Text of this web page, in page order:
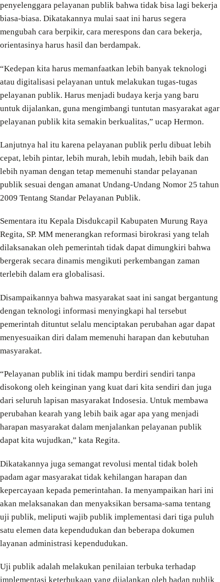
penyelenggara pelayanan publik bahwa tidak bisa lagi bekerja
biasa-biasa. Dikatakannya mulai saat ini harus segera
mengubah cara berpikir, cara merespons dan cara bekerja,
orientasinya harus hasil dan berdampak.
“Kedepan kita harus memanfaatkan lebih banyak teknologi
atau digitalisasi pelayanan untuk melakukan tugas-tugas
pelayanan publik. Harus menjadi budaya kerja yang baru
untuk dijalankan, guna mengimbangi tuntutan masyarakat agar
pelayanan publik kita semakin berkualitas,” ucap Hermon.
Lanjutnya hal itu karena pelayanan publik perlu dibuat lebih
cepat, lebih pintar, lebih murah, lebih mudah, lebih baik dan
lebih nyaman dengan tetap memenuhi standar pelayanan
publik sesuai dengan amanat Undang-Undang Nomor 25 tahun
2009 Tentang Standar Pelayanan Publik.
Sementara itu Kepala Disdukcapil Kabupaten Murung Raya
Regita, SP. MM menerangkan reformasi birokrasi yang telah
dilaksanakan oleh pemerintah tidak dapat dimungkiri bahwa
bergerak secara dinamis mengikuti perkembangan zaman
terlebih dalam era globalisasi.
Disampaikannya bahwa masyarakat saat ini sangat bergantung
dengan teknologi informasi menyingkapi hal tersebut
pemerintah dituntut selalu menciptakan perubahan agar dapat
menyesuaikan diri dalam memenuhi harapan dan kebutuhan
masyarakat.
“Pelayanan publik ini tidak mampu berdiri sendiri tanpa
disokong oleh keinginan yang kuat dari kita sendiri dan juga
dari seluruh lapisan masyarakat Indosesia. Untuk membawa
perubahan kearah yang lebih baik agar apa yang menjadi
harapan masyarakat dalam menjalankan pelayanan publik
dapat kita wujudkan,” kata Regita.
Dikatakannya juga semangat revolusi mental tidak boleh
padam agar masyarakat tidak kehilangan harapan dan
kepercayaan kepada pemerintahan. Ia menyampaikan hari ini
akan melaksanakan dan menyaksikan bersama-sama tentang
uji publik, meliputi wajib publik implementasi dari tiga puluh
satu elemen data kependudukan dan beberapa dokumen
layanan administrasi kependudukan.
Uji publik adalah melakukan penilaian terbuka terhadap
implementasi keterbukaan yang dijalankan oleh badan publik